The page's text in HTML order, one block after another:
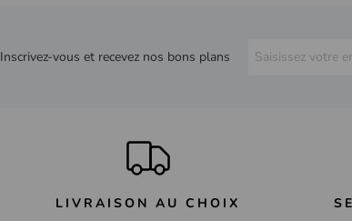
Inscrivez-vous et recevez nos bons plans
LIVRAISON AU CHOIX